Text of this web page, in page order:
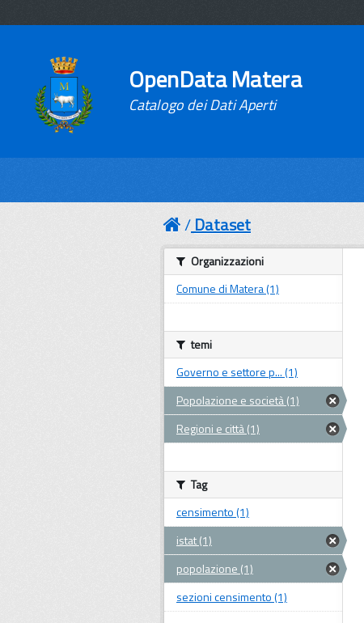
OpenData Matera
Catalogo dei Dati Aperti
Dataset
Organizzazioni
Comune di Matera (1)
temi
Governo e settore p... (1)
Popolazione e società (1)
Regioni e città (1)
Tag
censimento (1)
istat (1)
popolazione (1)
sezioni censimento (1)